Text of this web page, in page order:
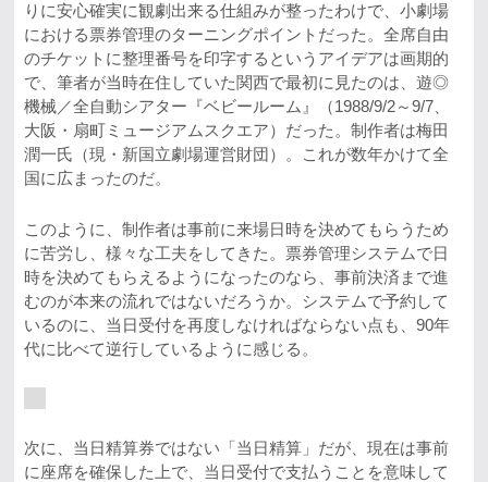
りに安心確実に観劇出来る仕組みが整ったわけで、小劇場
における票券管理のターニングポイントだった。全席自由
のチケットに整理番号を印字するというアイデアは画期的
で、筆者が当時在住していた関西で最初に見たのは、遊◎
機械／全自動シアター『ベビールーム』（1988/9/2～9/7、
大阪・扇町ミュージアムスクエア）だった。制作者は梅田
潤一氏（現・新国立劇場運営財団）。これが数年かけて全
国に広まったのだ。
このように、制作者は事前に来場日時を決めてもらうため
に苦労し、様々な工夫をしてきた。票券管理システムで日
時を決めてもらえるようになったのなら、事前決済まで進
むのが本来の流れではないだろうか。システムで予約して
いるのに、当日受付を再度しなければならない点も、90年
代に比べて逆行しているように感じる。
次に、当日精算券ではない「当日精算」だが、現在は事前
に座席を確保した上で、当日受付で支払うことを意味して